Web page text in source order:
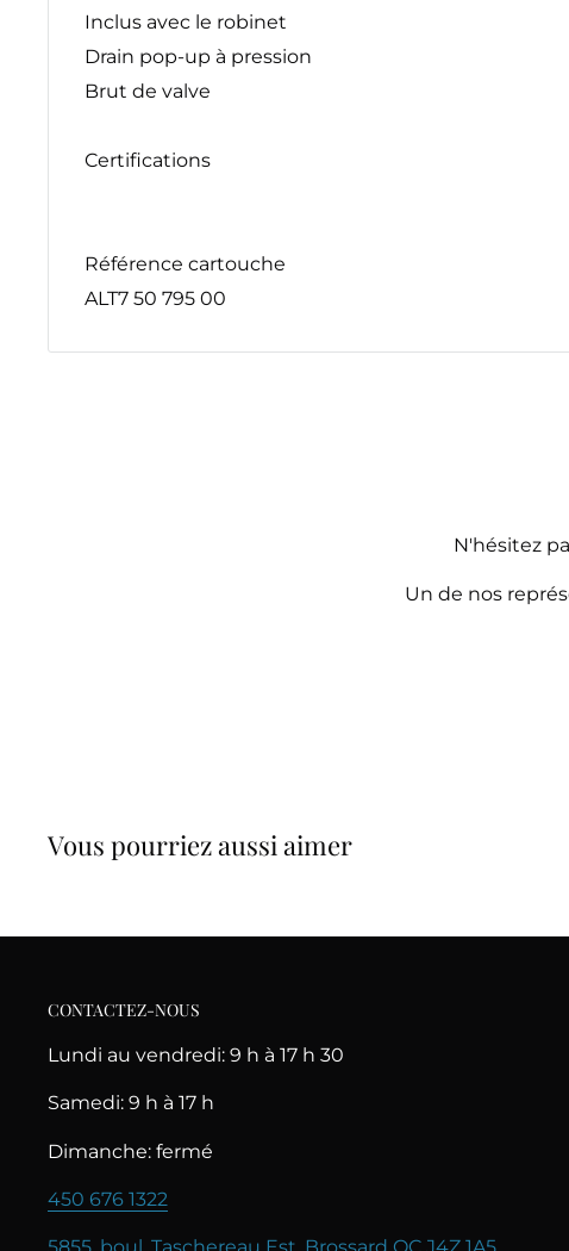
Inclus avec le robinet
Drain pop-up à pression
Brut de valve
Certifications
Référence cartouche
ALT7 50 795 00
N'hésitez
Un de nos
Vous pourriez aussi aimer
CONTACTEZ-NOUS
Lundi au vendredi: 9 h à 17 h 30
Samedi: 9 h à 17 h
Dimanche: fermé
450 676 1322